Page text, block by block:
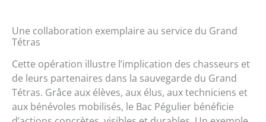
Une collaboration exemplaire au service du Grand
Tétras
Cette opération illustre l’implication des chasseurs et
de leurs partenaires dans la sauvegarde du Grand
Tétras. Grâce aux élèves, aux élus, aux techniciens et
aux bénévoles mobilisés, le Bac Pégulier bénéficie